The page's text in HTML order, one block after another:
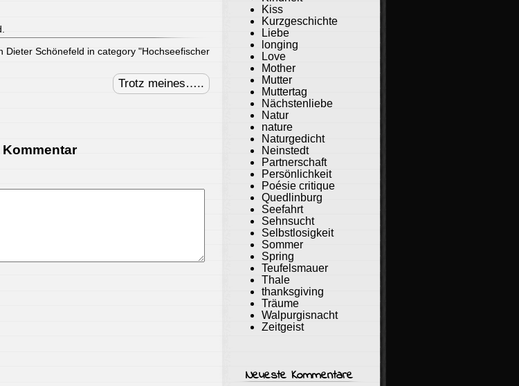
Dieter Schönefeld in category "Hochseefischer
Trotz meines…..
Kiss
Kurzgeschichte
Liebe
longing
Love
Mother
Mutter
Muttertag
Nächstenliebe
Natur
nature
Naturgedicht
Neinstedt
Partnerschaft
Persönlichkeit
Poésie critique
Quedlinburg
Seefahrt
Sehnsucht
Selbstlosigkeit
Sommer
Spring
Teufelsmauer
Thale
thanksgiving
Träume
Walpurgisnacht
Zeitgeist
Neueste Kommentare